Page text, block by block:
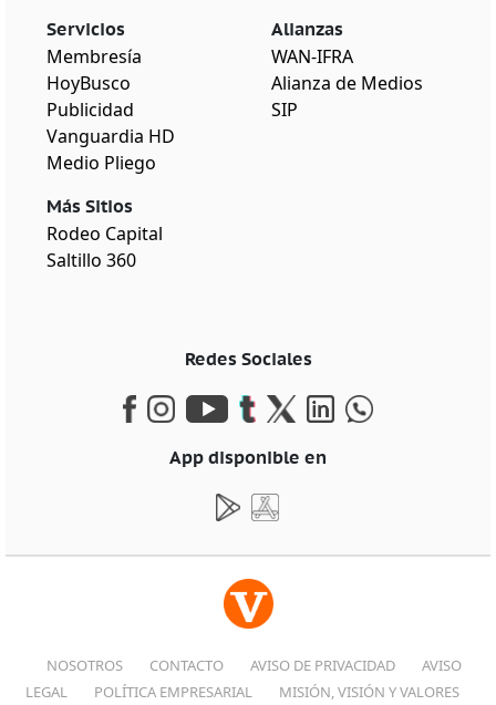
Servicios
Membresía
HoyBusco
Publicidad
Vanguardia HD
Medio Pliego
Más Sitios
Rodeo Capital
Saltillo 360
Alianzas
WAN-IFRA
Alianza de Medios
SIP
Redes Sociales
App disponible en
NOSOTROS CONTACTO AVISO DE PRIVACIDAD
AVISO
LEGAL
POLÍTICA EMPRESARIAL MISIÓN, VISIÓN Y VALORES